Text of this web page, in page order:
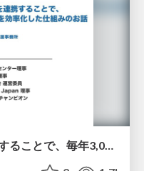
WordPressとkintoneを連携することで、毎年3,000件以上ある申込み業務を効率化した仕組みのお話